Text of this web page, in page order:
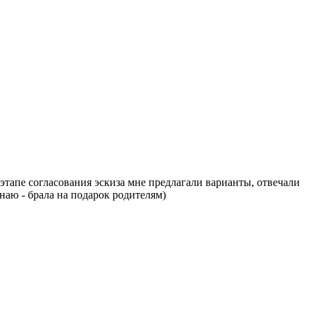
согласования эскиза мне предлагали варианты, отвечали
- брала на подарок родителям)